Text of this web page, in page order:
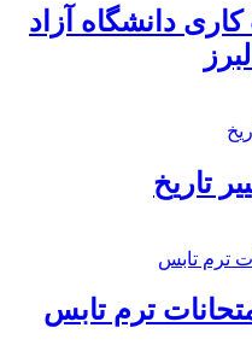
دانشگاه آزاد
تاریخ
ترم تابس